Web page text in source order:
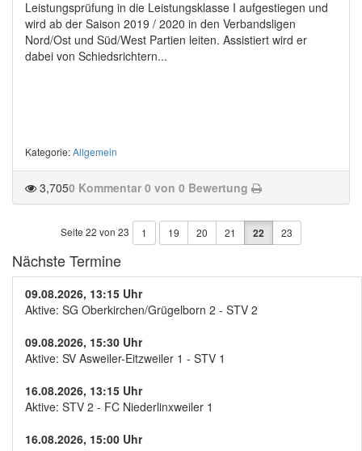
Leistungsprüfung in die Leistungsklasse I aufgestiegen und
wird ab der Saison 2019 / 2020 in den Verbandsligen
Nord/Ost und Süd/West Partien leiten. Assistiert wird er
dabei von Schiedsrichtern...
Kategorie:Allgemein
3,7050 Kommentar 0 von 0 Bewertung
Seite 22 von 23 1 19 20 21 22 23
Nächste Termine
09.08.2026, 13:15 Uhr
Aktive: SG Oberkirchen/Grügelborn 2 - STV 2
09.08.2026, 15:30 Uhr
Aktive: SV Asweiler-Eitzweiler 1 - STV 1
16.08.2026, 13:15 Uhr
Aktive: STV 2 - FC Niederlinxweiler 1
16.08.2026, 15:00 Uhr